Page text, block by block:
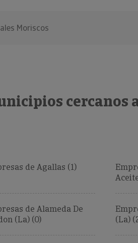
Moriscos
cercanos
de Agallas (1)
de Alameda De
(La) (0)
(La)